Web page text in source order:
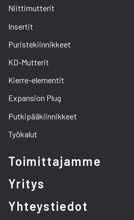
Niittimutterit
Insertit
Puristekiinnikkeet
KD-Mutterit
Kierre-elementit
Expansion Plug
Putkipääkiinnikkeet
Työkalut
Toimittajamme
Yritys
Yhteystiedot